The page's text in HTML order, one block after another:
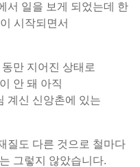
서 일을 보게 되었는데 한
시작되면서
만 지어진 상태로
안 돼 아직
계신 신앙촌에 있는
질도 다른 것으로 철마다
그렇지 않았습니다.